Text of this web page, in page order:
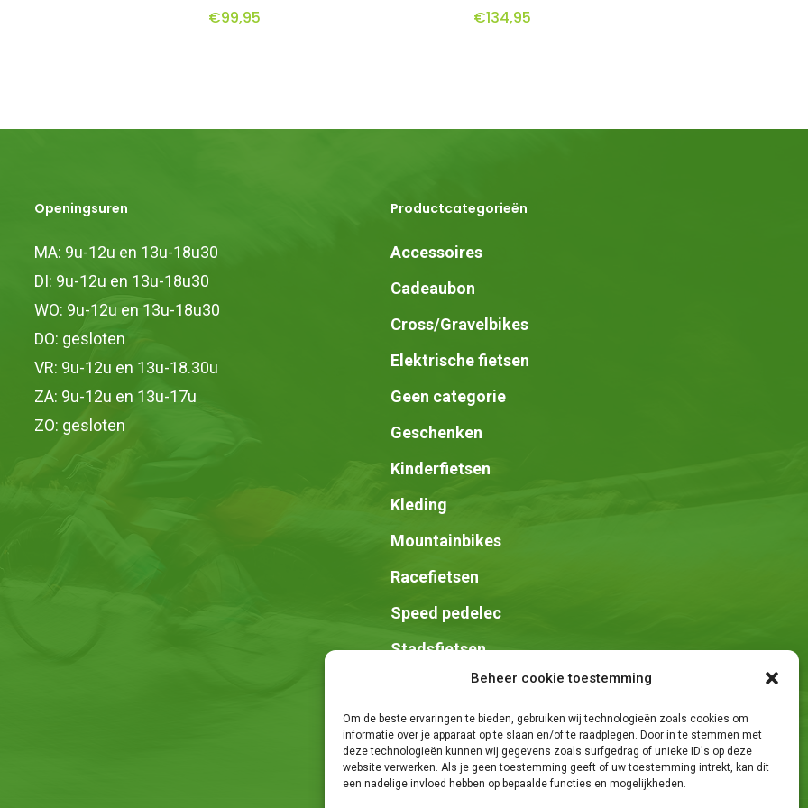
Beheer cookie toestemming
Om de beste ervaringen te bieden, gebruiken wij technologieën zoals cookies om
informatie over je apparaat op te slaan en/of te raadplegen. Door in te stemmen met
deze technologieën kunnen wij gegevens zoals surfgedrag of unieke ID's op deze
website verwerken. Als je geen toestemming geeft of uw toestemming intrekt, kan dit
een nadelige invloed hebben op bepaalde functies en mogelijkheden.
heeft
optie
op
de
productpagina
€99,95
heeft
optie
worden
op
€134,95
Openingsuren
MA: 9u-12u en 13u-18u30
DI: 9u-12u en 13u-18u30
WO: 9u-12u en 13u-18u30
DO: gesloten
VR: 9u-12u en 13u-18.30u
ZA: 9u-12u en 13u-17u
ZO: gesloten
Productcategorieën
Accessoires
Cadeaubon
Cross/Gravelbikes
Elektrische fietsen
Geen categorie
Geschenken
Kinderfietsen
Kleding
Mountainbikes
Racefietsen
Speed pedelec
Stadsfietsen